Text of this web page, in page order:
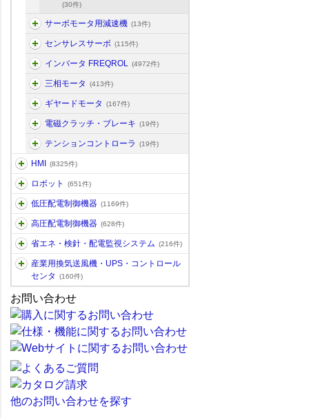
(30件)
サーボモータ用減速機 (13件)
センサレスサーボ (115件)
インバータ FREQROL (4972件)
三相モータ (413件)
ギヤードモータ (167件)
電磁クラッチ・ブレーキ (19件)
テンションコントローラ (19件)
HMI (8325件)
ロボット (651件)
低圧配電制御機器 (1169件)
高圧配電制御機器 (628件)
省エネ・検針・配電監視システム (216件)
産業用換気送風機・UPS・コントロール
センタ
(160件)
お問い合わせ
他のお問い合わせを探す